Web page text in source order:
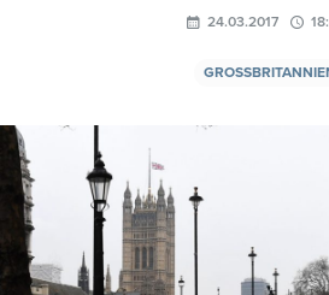
24.03.2017
GROSSBRITANNIEN